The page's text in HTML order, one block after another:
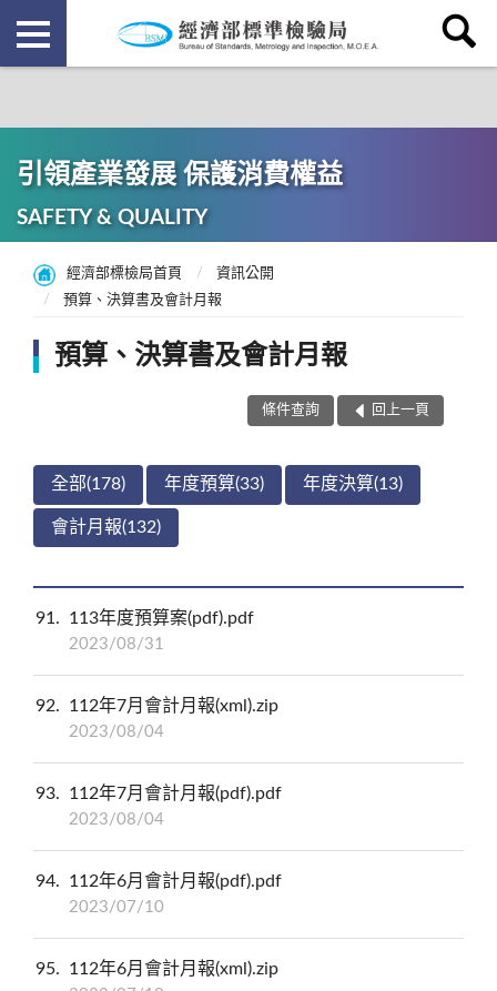
引領產業發展 保護消費權益
SAFETY & QUALITY
經濟部標檢局首頁
資訊公開
預算、決算書及會計月報
預算、決算書及會計月報
條件查詢 回上一頁
全部(178) 年度預算(33) 年度決算(13)
會計月報(132)
91 113年度預算案(pdf).pdf
2023/08/31
92 112年7月會計月報(xml).zip
2023/08/04
93 112年7月會計月報(pdf).pdf
2023/08/04
94 112年6月會計月報(pdf).pdf
2023/07/10
95 112年6月會計月報(xml).zip